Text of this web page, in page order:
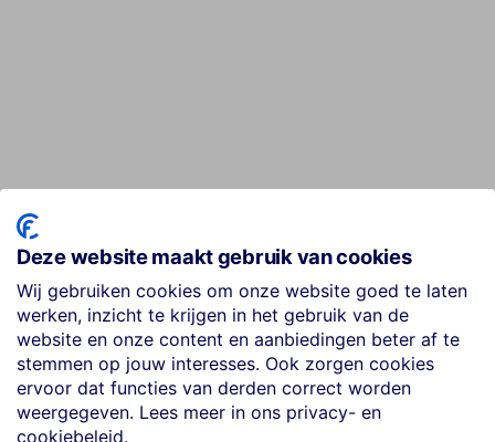
Deze website maakt gebruik van cookies
Wij gebruiken cookies om onze website goed te laten
werken, inzicht te krijgen in het gebruik van de
website en onze content en aanbiedingen beter af te
stemmen op jouw interesses. Ook zorgen cookies
ervoor dat functies van derden correct worden
weergegeven. Lees meer in ons privacy- en
cookiebeleid.